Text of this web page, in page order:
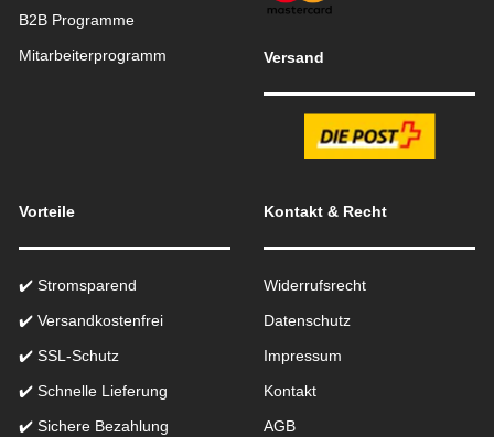
B2B Programme
Mitarbeiterprogramm
Versand
Vorteile
✔️ Stromsparend
✔️ Versandkostenfrei
✔️ SSL-Schutz
✔️ Schnelle Lieferung
✔️ Sichere Bezahlung
Kontakt & Recht
Widerrufsrecht
Datenschutz
Impressum
Kontakt
AGB